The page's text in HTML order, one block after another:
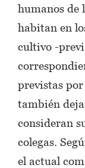
humanos de
habitan en
cultivo -
previstas
también
consideran
colegas.
el actual